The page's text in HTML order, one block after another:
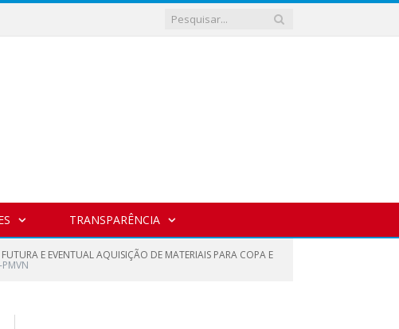
TRANSPARÊNCIA
E EVENTUAL AQUISIÇÃO DE MATERIAIS PARA COPA E